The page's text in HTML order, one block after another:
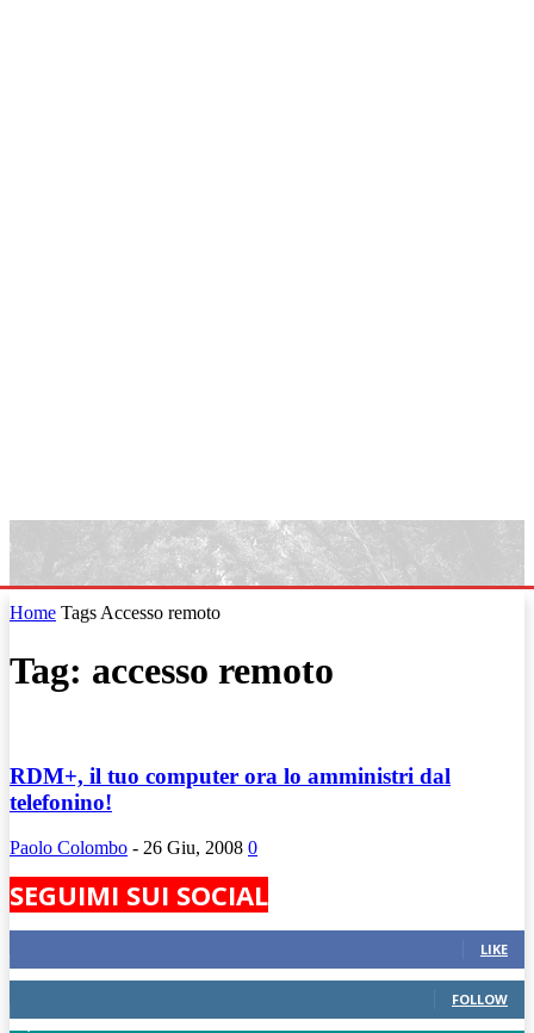
Home Tags Accesso remoto
Tag: accesso remoto
RDM+, il tuo computer ora lo amministri dal
telefonino!
Paolo Colombo - 26 Giu, 2008 0
SEGUIMI SUI SOCIAL
LIKE
FOLLOW